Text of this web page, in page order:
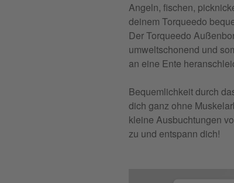
Angeln, fischen,
deinem Torqueedo
Der Torqueedo
umweltschonend und
an eine Ente
Bequemlichkeit durch
dich ganz ohne
kleine Ausbuchtungen
zu und entspann dich!